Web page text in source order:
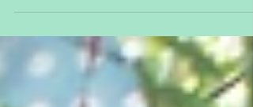
erheben wir keine Standgebühr von...